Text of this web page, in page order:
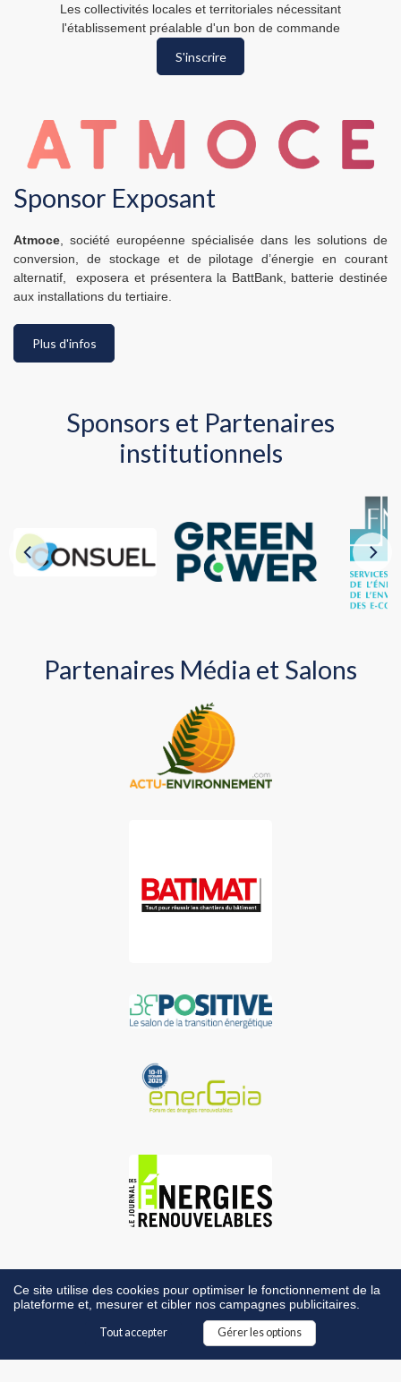
Les collectivités locales et territoriales nécessitant
l'établissement préalable d'un bon de commande
S'inscrire
Sponsor Exposant
Atmoce , société européenne spécialisée dans les solutions de
conversion, de stockage et de pilotage d’énergie en courant
alternatif, exposera et présentera la BattBank, batterie destinée
aux installations du tertiaire.
Plus d'infos
Sponsors et Partenaires
institutionnels
Partenaires Média et Salons
Ce site utilise des cookies pour optimiser le fonctionnement de la
plateforme et, mesurer et cibler nos campagnes publicitaires.
Tout accepter Gérer les options